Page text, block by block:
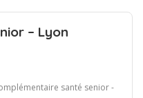
– Lyon
santé senior -